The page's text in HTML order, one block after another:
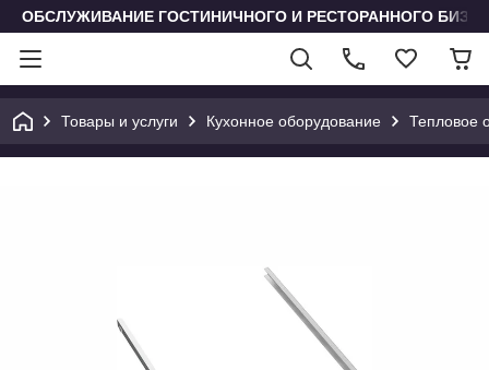
ОБСЛУЖИВАНИЕ ГОСТИНИЧНОГО И РЕСТОРАННОГО
Товары и услуги Кухонное оборудование Тепловое